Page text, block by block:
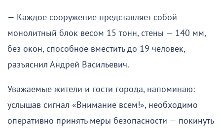
— Каждое сооружение представляет собой
монолитный блок весом 15 тонн, стены — 140 мм,
без окон, способное вместить до 19 человек, —
разъяснил Андрей Васильевич.
Уважаемые жители и гости города, напоминаю:
услышав сигнал «Внимание всем!», необходимо
оперативно принять меры безопасности — покинуть